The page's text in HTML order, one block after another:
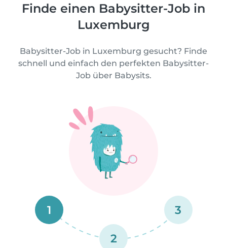
Finde einen Babysitter-Job in
Luxemburg
Babysitter-Job in Luxemburg gesucht? Finde
schnell und einfach den perfekten Babysitter-
Job über Babysits.
1
2
3